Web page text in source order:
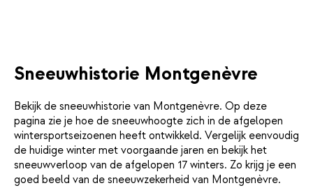
Sneeuwhistorie Montgenèvre
Bekijk de sneeuwhistorie van Montgenèvre. Op deze
pagina zie je hoe de sneeuwhoogte zich in de afgelopen
wintersportseizoenen heeft ontwikkeld. Vergelijk eenvoudig
de huidige winter met voorgaande jaren en bekijk het
sneeuwverloop van de afgelopen 17 winters. Zo krijg je een
goed beeld van de sneeuwzekerheid van Montgenèvre.